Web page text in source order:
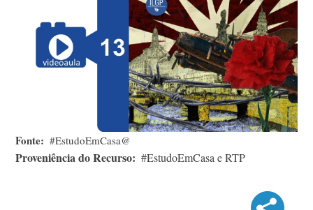
Fonte #EstudoEmCasa@
Proveniência do Recurso #EstudoEmCasa e RTP